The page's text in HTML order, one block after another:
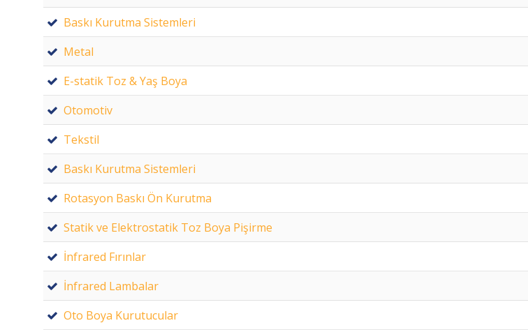
Baskı Kurutma Sistemleri
Metal
E-statik Toz & Yaş Boya
Otomotiv
Tekstil
Baskı Kurutma Sistemleri
Rotasyon Baskı Ön Kurutma
Statik ve Elektrostatik Toz Boya Pişirme
İnfrared Fırınlar
İnfrared Lambalar
Oto Boya Kurutucular